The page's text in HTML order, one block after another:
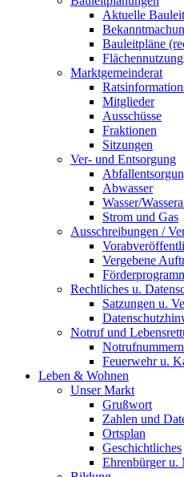
Aktuelle
Bauleitpläne
Marktgemeinderat
Mitglieder
Ausschüsse
Fraktionen
Sitzungen
Ver- und Entsorgung
Abwasser
Wasser/
Strom und Gas
Ausschreibungen /
Vergebene
Rechtliches u.
Satzungen u.
Notruf und
Notrufnummern
Feuerwehr u.
Leben & Wohnen
Unser Markt
Grußwort
Zahlen und
Ortsplan
Geschichtliches
Ehrenbürger u.